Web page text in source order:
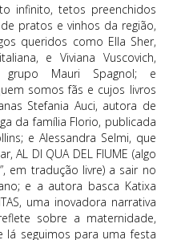
infinito, tetos preenchidos
pratos e vinhos da região,
queridos como Ella Sher,
e Viviana Vuscovich,
Mauri Spagnol; e
somos fãs e cujos livros
Stefania Auci, autora de
da família Florio, publicada
e Alessandra Selmi, que
AL DI QUA DEL FIUME (algo
em tradução livre) a sair no
e a autora basca Katixa
uma inovadora narrativa
sobre a maternidade,
lá seguimos para uma festa